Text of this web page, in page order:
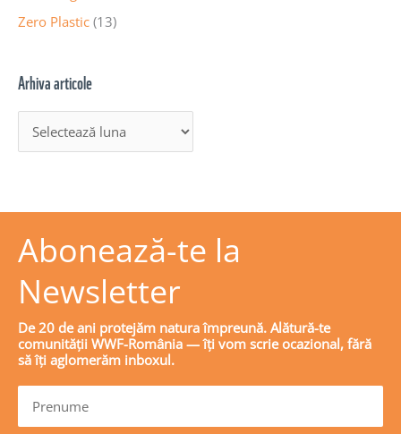
Zero Plastic (13)
Arhiva articole
Abonează-te la
Newsletter
De 20 de ani protejăm natura împreună. Alătură-te
comunității WWF-România — îți vom scrie ocazional, fără
să îți aglomerăm inboxul.